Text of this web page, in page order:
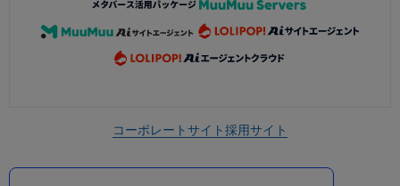
コーポレートサイト採用サイト